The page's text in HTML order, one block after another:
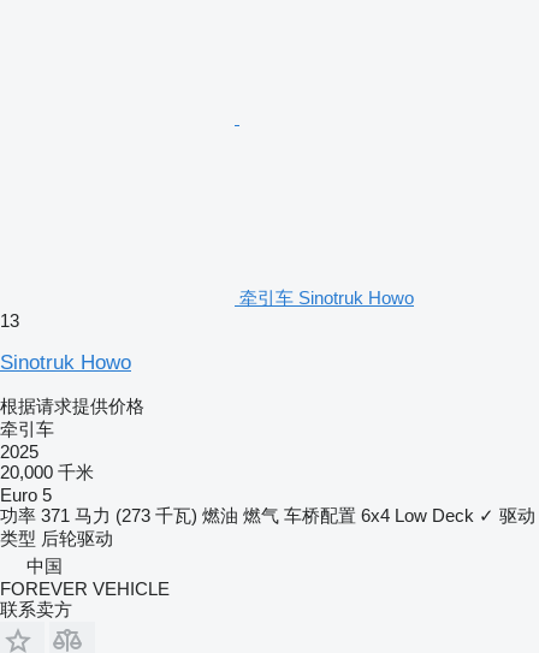
牵引车 Sinotruk Howo
13
Sinotruk Howo
根据请求提供价格
牵引车
2025
20,000 千米
Euro 5
功率 371 马力 (273 千瓦) 燃油 燃气 车桥配置 6x4 Low Deck ✓ 驱动
类型 后轮驱动
中国
FOREVER VEHICLE
联系卖方